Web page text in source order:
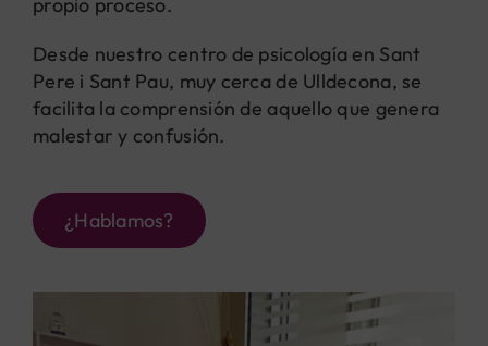
propio proceso.
Desde nuestro centro de psicología en Sant
Pere i Sant Pau, muy cerca de Ulldecona, se
facilita la comprensión de aquello que genera
malestar y confusión.
¿Hablamos?